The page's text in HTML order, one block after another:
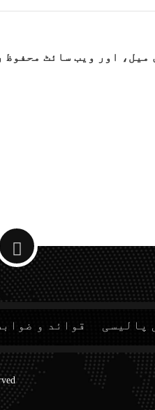
میل، اور ویب سائٹ
پالیسی قوائد و